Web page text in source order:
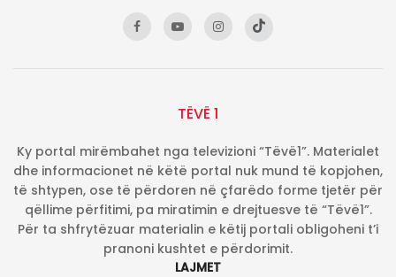
TËVË 1
Ky portal mirëmbahet nga televizioni “Tëvë1”. Materialet
dhe informacionet në këtë portal nuk mund të kopjohen,
të shtypen, ose të përdoren në çfarëdo forme tjetër për
qëllime përfitimi, pa miratimin e drejtuesve të “Tëvë1”.
Për ta shfrytëzuar materialin e këtij portali obligoheni t’i
pranoni kushtet e përdorimit.
LAJMET